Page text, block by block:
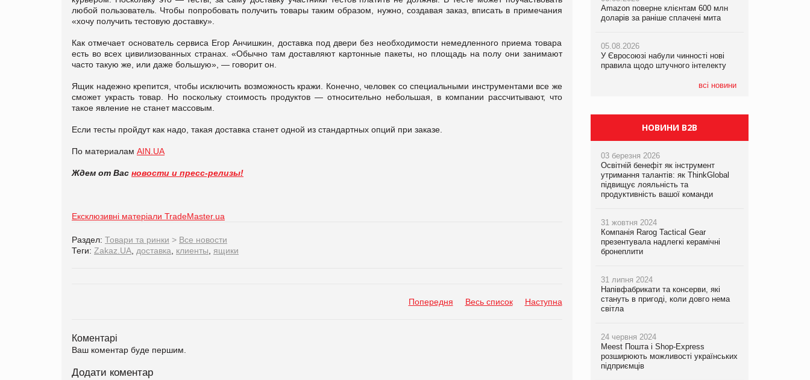
любой пользователь. Чтобы попробовать получить товары таким образом, нужно, создавая заказ, вписать в примечания
«хочу получить тестовую доставку».
Как отмечает основатель сервиса Егор Анчишкин, доставка под двери без необходимости немедленного приема товара
есть во всех цивилизованных странах. «Обычно там доставляют картонные пакеты, но площадь на полу они занимают
часто такую же, или даже большую», — говорит он.
Ящик надежно крепится, чтобы исключить возможность кражи. Конечно, человек со специальными инструментами все же
сможет украсть товар. Но поскольку стоимость продуктов — относительно небольшая, в компании рассчитывают, что
такое явление не станет массовым.
Если тесты пройдут как надо, такая доставка станет одной из стандартных опций при заказе.
По материалам AIN.UA
Ждем от Вас новости и пресс-релизы!
Ексклюзивні матеріали TradeMaster.ua
Раздел: Товари та ринки > Все новости
Теги: Zakaz.UA доставка клиенты ящики
Попередня Весь список Наступна
Коментарі
Ваш коментар буде першим.
Додати коментар
Amazon поверне клієнтам 600 млн
доларів за раніше сплачені мита
05.08.2026
У Євросоюзі набули чинності нові
правила щодо штучного інтелекту
всі новини
Amazon поверне клієнтам 600 млн
доларів за раніше сплачені мита
05.08.2026
У Євросоюзі набули чинності нові
правила щодо штучного інтелекту
правила щодо штучного інтелекту
Рекламна платформа вимагає від
Google компенсацію за втрату 6,9
трлн рекламних показів
НОВИНИ B2B
03 березня 2026
Освітній бенефіт як інструмент
утримання талантів: як ThinkGlobal
підвищує лояльність та
продуктивність вашої команди
31 жовтня 2024
Компанія Rarog Tactical Gear
презентувала надлегкі керамічні
бронеплити
31 липня 2024
Напівфабрикати та консерви, які
стануть в пригоді, коли довго нема
світла
24 червня 2024
Meest Пошта і Shop-Express
розширюють можливості українських
підприємців